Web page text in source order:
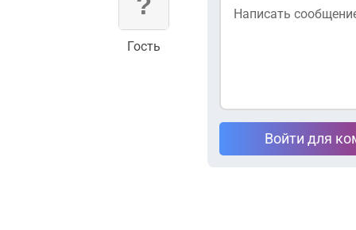
Гость
Войти для